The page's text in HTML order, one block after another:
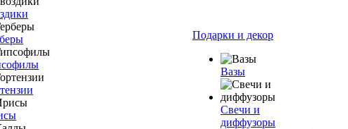
Подарки и декор
Вазы
Свечи и
диффузоры